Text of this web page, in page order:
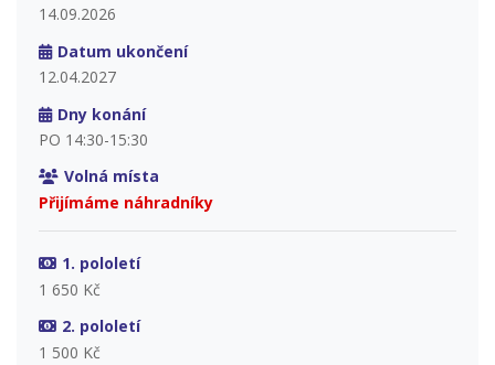
14.09.2026
Datum ukončení
12.04.2027
Dny konání
PO 14:30-15:30
Volná místa
Přijímáme náhradníky
1. pololetí
1 650 Kč
2. pololetí
1 500 Kč